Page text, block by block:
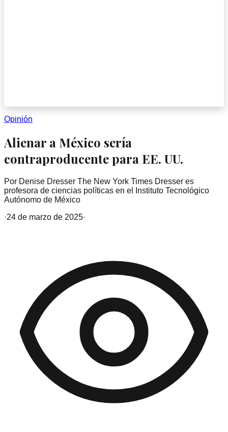
Opinión
Alienar a México sería
contraproducente para EE. UU.
Por Denise Dresser The New York Times Dresser es
profesora de ciencias políticas en el Instituto Tecnológico
Autónomo de México
·24 de marzo de 2025·